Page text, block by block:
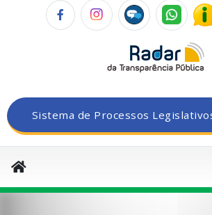
Sistema de Processos